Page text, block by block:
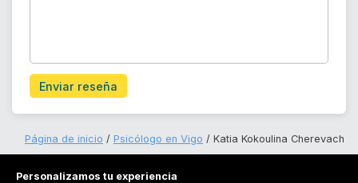
Enviar reseña
Página de inicio Psicólogo en Vigo Katia Kokoulina Cherevach
Personalizamos tu experiencia